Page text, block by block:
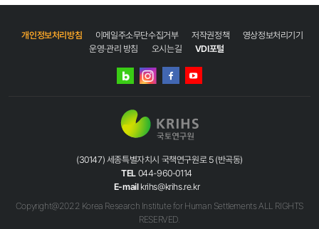
개인정보처리방침 이메일주소무단수집거부 저작권정책
영상정보처리기기
운영·관리 방침
오시는길 VDI포털
네이버
인스타그램
(30147) 세종특별자치시 국책연구원로 5 (반곡동)
TEL 044-960-0114
E-mail krihs@krihs.re.kr
Copyright@2022 Korea Research Institute for Human Settlements ALL RIGHTS
RESERVED.